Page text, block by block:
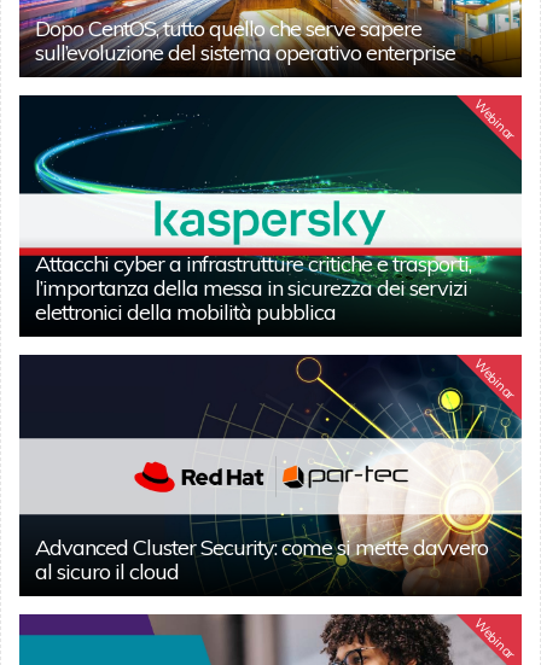
Dopo CentOS, tutto quello che serve sapere
sull’evoluzione del sistema operativo enterprise
Webinar
Attacchi cyber a infrastrutture critiche e trasporti,
l’importanza della messa in sicurezza dei servizi
elettronici della mobilità pubblica
Webinar
Advanced Cluster Security: come si mette davvero
al sicuro il cloud
Webinar